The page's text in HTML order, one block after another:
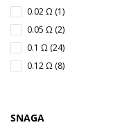
0.02 Ω (1)
0.05 Ω (2)
0.1 Ω (24)
0.12 Ω (8)
0.22 Ω (20)
SNAGA